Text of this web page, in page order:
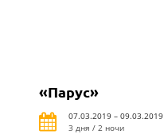
«Парус»
07.03.2019 – 09.03.2019
3 дня / 2 ночи